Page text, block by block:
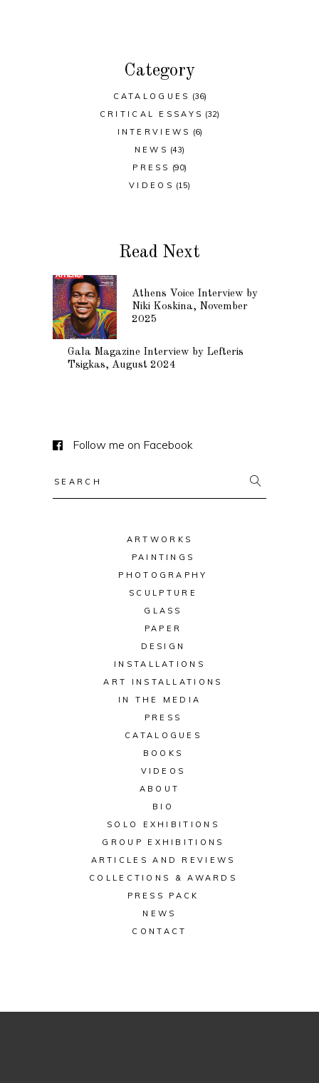
Category
CATALOGUES (36)
CRITICAL ESSAYS (32)
INTERVIEWS (6)
NEWS (43)
PRESS (90)
VIDEOS (15)
Read Next
Athens Voice Interview by
Niki Koskina, November
2025
Gala Magazine Interview by Lefteris
Tsigkas, August 2024
Follow me on Facebook
ARTWORKS
PAINTINGS
PHOTOGRAPHY
SCULPTURE
GLASS
PAPER
DESIGN
INSTALLATIONS
ART INSTALLATIONS
IN THE MEDIA
PRESS
CATALOGUES
BOOKS
VIDEOS
ABOUT
BIO
SOLO EXHIBITIONS
GROUP EXHIBITIONS
ARTICLES AND REVIEWS
COLLECTIONS & AWARDS
PRESS PACK
NEWS
CONTACT